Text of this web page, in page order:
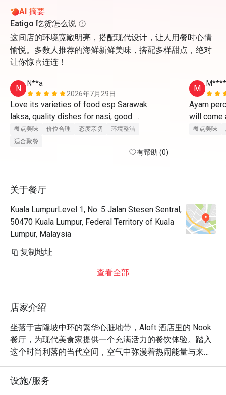
AI 摘要
Eatigo 吃货怎么说
这间店的环境宽敞明亮，搭配现代设计，让人用餐时心情
愉悦。多数人推荐的海鲜新鲜美味，搭配多样甜点，绝对
让你惊喜连连！
N
N**a
2026年7月29日
Love its varieties of food esp Sarawak
laksa, quality dishes for nasi, good
combination of kueh melayu and cakes. Will
definitely go again.
餐点美味 价位合理 态度亲切
环境整洁
适合聚餐
有帮助 (0)
M
Ayam
will come
餐点美味
关于餐厅
Kuala LumpurLevel 1, No. 5 Jalan Stesen Sentral,
50470 Kuala Lumpur, Federal Territory of Kuala
Lumpur, Malaysia
复制地址
查看全部
店家介绍
坐落于吉隆坡中环的繁华心脏地带，Aloft 酒店里的 Nook
餐厅，为现代美食家提供一个充满活力的餐饮体验。踏入
这个时尚利落的当代空间，空气中弥漫着热闹能量与来自
世界各地的佳肴香气。这家备受好评的餐厅，呈献一场令
人目不暇接的国际自助盛宴，完美交织了马来西亚、西方
与印度的极致风味。看着厨师们在现场烹饪台前大展身
设施/服务